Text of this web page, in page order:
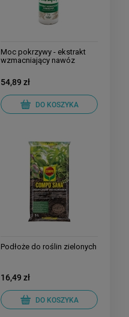
Moc pokrzywy - ekstrakt
wzmacniający nawóz
54,89 zł
DO KOSZYKA
Podłoże do roślin zielonych
16,49 zł
DO KOSZYKA